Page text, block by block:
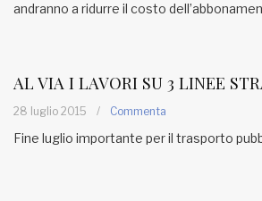
andranno a ridurre il costo
AL VIA I LAVORI SU 3 LINEE
28 luglio 2015 / Commenta
Fine luglio importante per il trasporto